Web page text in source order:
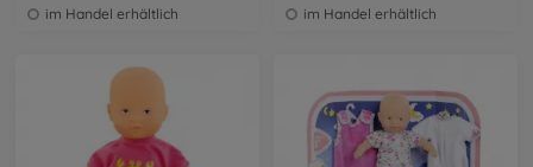
im Handel erhältlich im Handel erhältlich